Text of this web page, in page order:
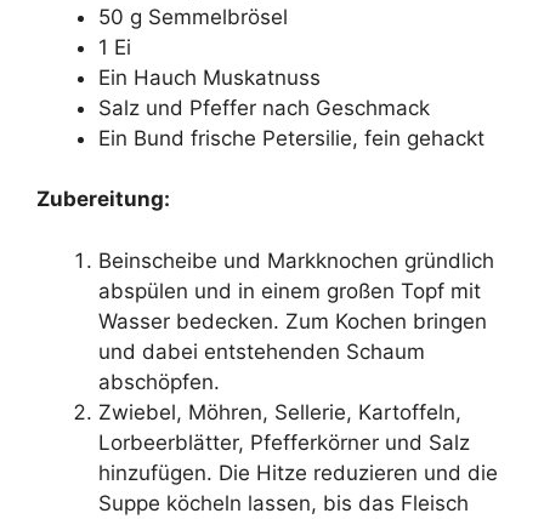
50 g Semmelbrösel
1 Ei
Ein Hauch Muskatnuss
Salz und Pfeffer nach Geschmack
Ein Bund frische Petersilie, fein gehackt
Zubereitung:
Beinscheibe und Markknochen gründlich
abspülen und in einem großen Topf mit
Wasser bedecken. Zum Kochen bringen
und dabei entstehenden Schaum
abschöpfen.
Zwiebel, Möhren, Sellerie, Kartoffeln,
Lorbeerblätter, Pfefferkörner und Salz
hinzufügen. Die Hitze reduzieren und die
Suppe köcheln lassen, bis das Fleisch